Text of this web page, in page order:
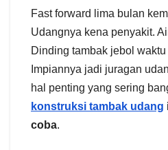
Fast forward lima bulan
Udangnya kena penyakit.
Dinding tambak jebol
Impiannya jadi juragan
hal penting yang sering
konstruksi tambak udang
coba.